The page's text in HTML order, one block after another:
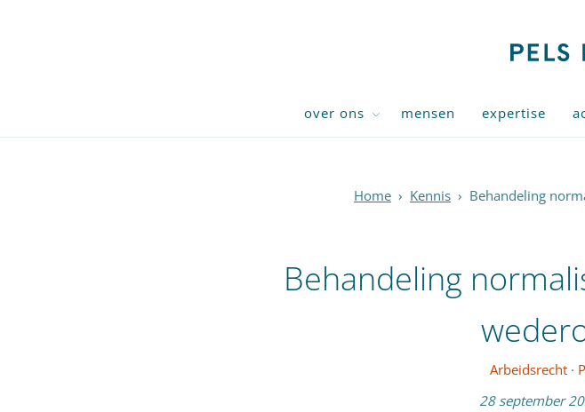
over ons mensen expertise
Home › Kennis › Behandeling
Behandeling
Arbeidsrecht ·
28 september